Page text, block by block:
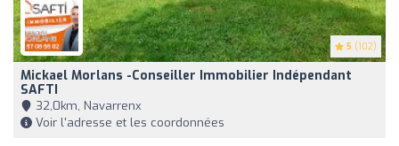
5 (102)
Mickael Morlans -Conseiller Immobilier Indépendant
SAFTI
32,0km, Navarrenx
Voir l'adresse et les coordonnées